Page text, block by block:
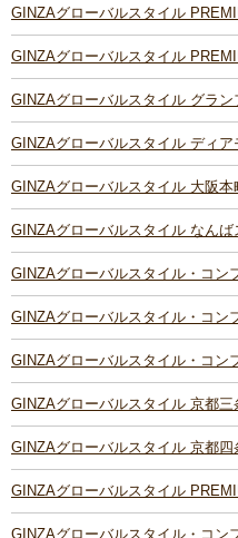
GINZAグローバルスタイル
GINZAグローバルスタイル
GINZAグローバルスタイル グラ
GINZAグローバルスタイル ディア
GINZAグローバルスタイル 大阪本
GINZAグローバルスタイル なんば
GINZAグローバルスタイル・コン
GINZAグローバルスタイル・コン
GINZAグローバルスタイル・コン
GINZAグローバルスタイル 京都三
GINZAグローバルスタイル 京都四
GINZAグローバルスタイル
GINZAグローバルスタイル・コン